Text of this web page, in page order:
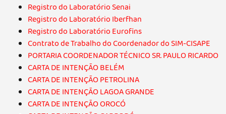
Registro do Laboratório Senai
Registro do Laboratório Iberfhan
Registro do Laboratório Eurofins
Contrato de Trabalho do Coordenador do SIM-CISAPE
PORTARIA COORDENADOR TÉCNICO SR. PAULO RICARDO
CARTA DE INTENÇÃO BELÉM
CARTA DE INTENÇÃO PETROLINA
CARTA DE INTENÇÃO LAGOA GRANDE
CARTA DE INTENÇÃO OROCÓ